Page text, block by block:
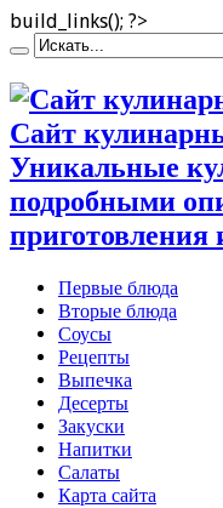
build_links(); ?>
Сайт
Уникальные
подробными
Первые блюда
Вторые блюда
Соусы
Рецепты
Выпечка
Десерты
Закуски
Напитки
Салаты
Карта сайта